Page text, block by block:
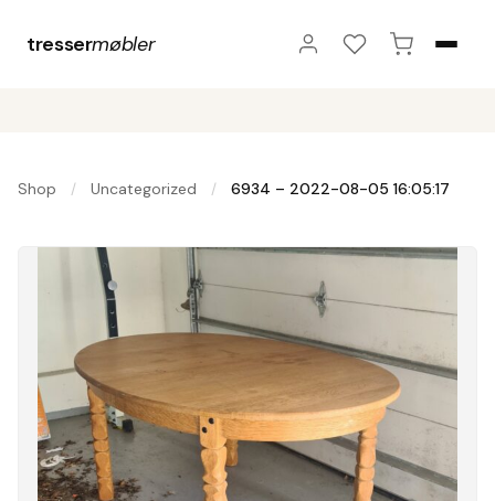
tressermøbler
Shop / Uncategorized / 6934 – 2022-08-05 16:05:17